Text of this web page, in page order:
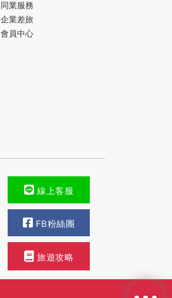
同業服務
企業差旅
會員中心
線上客服
FB粉絲團
旅遊攻略